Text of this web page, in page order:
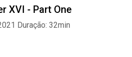
XVI - Part One
Duração: 32min